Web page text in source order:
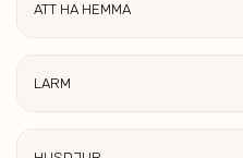
ATT HA HEMMA
LARM